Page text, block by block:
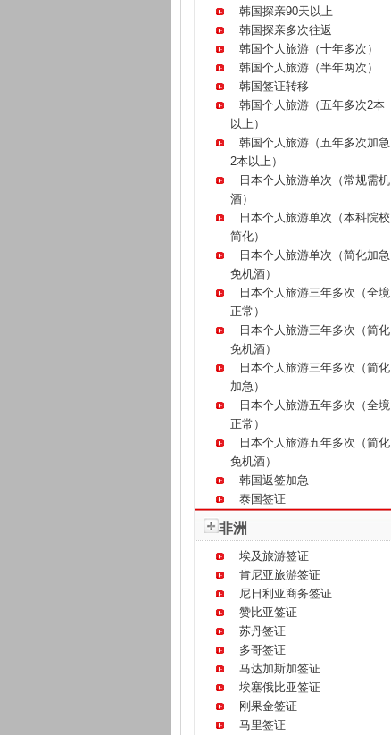
韩国探亲90天以上
韩国探亲多次往返
韩国个人旅游（十年多次）
韩国个人旅游（半年两次）
韩国签证转移
韩国个人旅游（五年多次2本
以上）
韩国个人旅游（五年多次加急
2本以上）
日本个人旅游单次（常规需机
酒）
日本个人旅游单次（本科院校
简化）
日本个人旅游单次（简化加急
免机酒）
日本个人旅游三年多次（全境
正常）
日本个人旅游三年多次（简化
免机酒）
日本个人旅游三年多次（简化
加急）
日本个人旅游五年多次（全境
正常）
日本个人旅游五年多次（简化
免机酒）
韩国返签加急
泰国签证
非洲
埃及旅游签证
肯尼亚旅游签证
尼日利亚商务签证
赞比亚签证
苏丹签证
多哥签证
马达加斯加签证
埃塞俄比亚签证
刚果金签证
马里签证